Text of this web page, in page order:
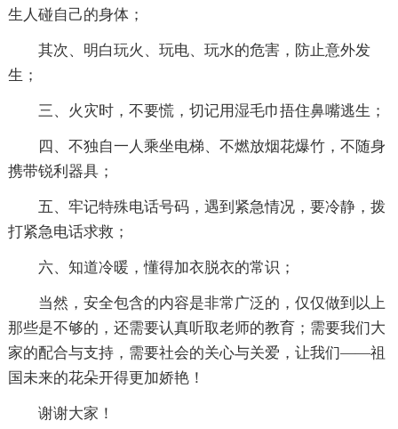
生人碰自己的身体；
其次、明白玩火、玩电、玩水的危害，防止意外发
生；
三、火灾时，不要慌，切记用湿毛巾捂住鼻嘴逃生；
四、不独自一人乘坐电梯、不燃放烟花爆竹，不随身
携带锐利器具；
五、牢记特殊电话号码，遇到紧急情况，要冷静，拨
打紧急电话求救；
六、知道冷暖，懂得加衣脱衣的常识；
当然，安全包含的内容是非常广泛的，仅仅做到以上
那些是不够的，还需要认真听取老师的教育；需要我们大
家的配合与支持，需要社会的关心与关爱，让我们——祖
国未来的花朵开得更加娇艳！
谢谢大家！